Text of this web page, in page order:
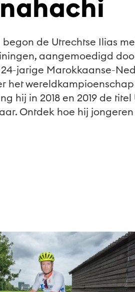
de Utrechtse Ilias
aangemoedigd
jarige Marokkaanse-
het wereldkampioenschap
hij in 2018 en 2019 de titel
Ontdek hoe hij jongeren